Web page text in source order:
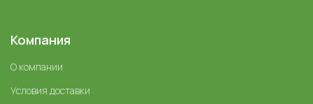
Компания
О компании
Условия доставки